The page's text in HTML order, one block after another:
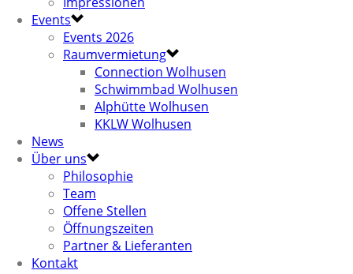
Events
Events 2026
Raumvermietung
Connection Wolhusen
Schwimmbad Wolhusen
Alphütte Wolhusen
KKLW Wolhusen
News
Über uns
Philosophie
Team
Offene Stellen
Öffnungszeiten
Partner & Lieferanten
Kontakt